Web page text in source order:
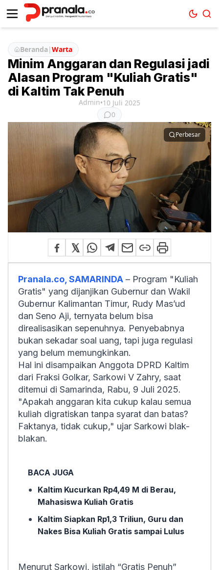
Beranda|Warta
Minim Anggaran dan Regulasi jadi
Alasan Program "Kuliah Gratis"
di Kaltim Tak Penuh
Admin•10 Juli 2025
0
Perbesar
Pranala.co, SAMARINDA – Program "Kuliah
Gratis" yang dijanjikan Gubernur dan Wakil
Gubernur Kalimantan Timur, Rudy Mas’ud
dan Seno Aji, ternyata belum bisa
direalisasikan sepenuhnya. Penyebabnya
bukan sekadar soal uang, tapi juga regulasi
yang belum memungkinkan.
Hal ini disampaikan Anggota DPRD Kaltim
dari Fraksi Golkar, Sarkowi V Zahry, saat
ditemui di Samarinda, Rabu, 9 Juli 2025.
"Apakah anggaran kita cukup kalau semua
kuliah digratiskan tanpa syarat dan batas?
Faktanya, tidak cukup," ujar Sarkowi blak-
blakan.
BACA JUGA
Kaltim Kucurkan Rp4,49 M di Berau,
Mahasiswa Kuliah Gratis
Kaltim Siapkan Rp1,3 Triliun, Guru dan
Nakes Bisa Kuliah Gratis sampai Lulus
Menurut Sarkowi, istilah “Gratis Penuh”